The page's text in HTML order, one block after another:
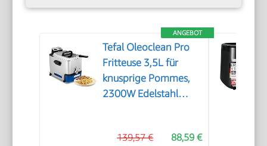
ANGEBOT
Tefal Oleoclean Pro
Fritteuse 3,5L für
knusprige Pommes,
2300W Edelstahl
Herausnehmbarer88,59 €
139,57 €